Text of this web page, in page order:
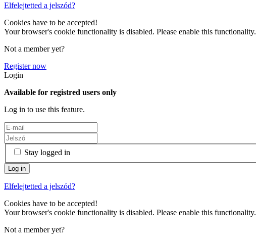
Elfelejtetted a jelszód?
Cookies have to be accepted!
Your browser's cookie functionality is disabled. Please enable this functionality.
Not a member yet?
Register now
Login
Available for registred users only
Log in to use this feature.
Stay logged in
Elfelejtetted a jelszód?
Cookies have to be accepted!
Your browser's cookie functionality is disabled. Please enable this functionality.
Not a member yet?